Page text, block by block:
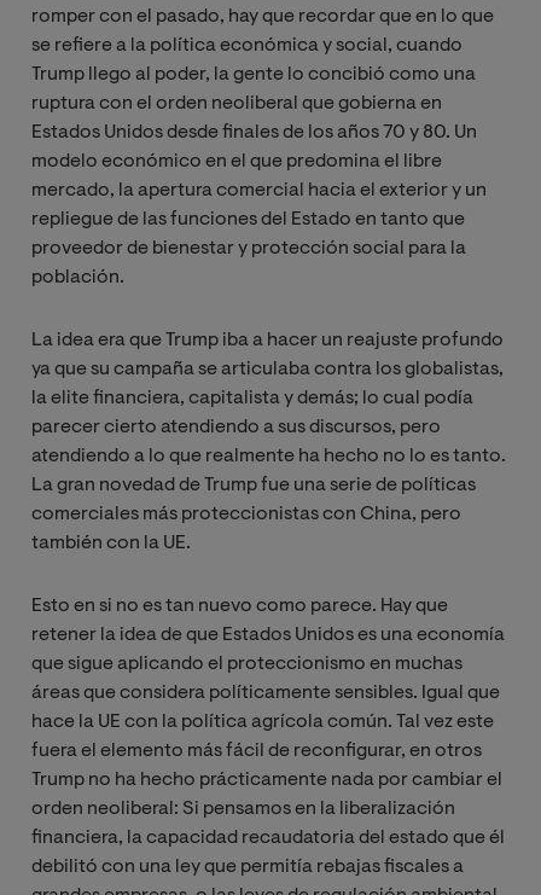
romper con el pasado, hay que recordar que en lo que
se refiere a la política económica y social, cuando
Trump llego al poder, la gente lo concibió como una
ruptura con el orden neoliberal que gobierna en
Estados Unidos desde finales de los años 70 y 80. Un
modelo económico en el que predomina el libre
mercado, la apertura comercial hacia el exterior y un
repliegue de las funciones del Estado en tanto que
proveedor de bienestar y protección social para la
población.
La idea era que Trump iba a hacer un reajuste profundo
ya que su campaña se articulaba contra los globalistas,
la elite financiera, capitalista y demás; lo cual podía
parecer cierto atendiendo a sus discursos, pero
atendiendo a lo que realmente ha hecho no lo es tanto.
La gran novedad de Trump fue una serie de políticas
comerciales más proteccionistas con China, pero
también con la UE.
Esto en si no es tan nuevo como parece. Hay que
retener la idea de que Estados Unidos es una economía
que sigue aplicando el proteccionismo en muchas
áreas que considera políticamente sensibles. Igual que
hace la UE con la política agrícola común. Tal vez este
fuera el elemento más fácil de reconfigurar, en otros
Trump no ha hecho prácticamente nada por cambiar el
orden neoliberal: Si pensamos en la liberalización
financiera, la capacidad recaudatoria del estado que él
debilitó con una ley que permitía rebajas fiscales a